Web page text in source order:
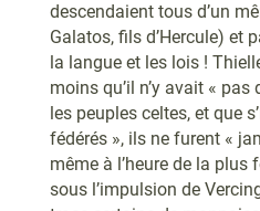
descendaient tous d’un
Galatos, fils d’Hercule) et
la langue et les lois !
moins qu’il n’y avait «
les peuples celtes, et que
fédérés », ils ne furent «
même à l’heure de la plus
sous l’impulsion de